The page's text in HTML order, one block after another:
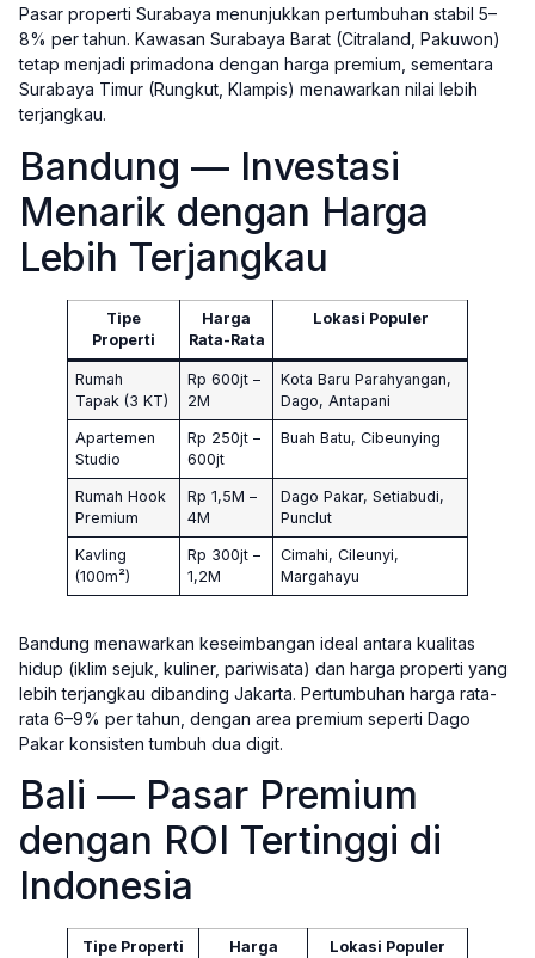
Pasar properti Surabaya menunjukkan pertumbuhan stabil 5–
8% per tahun. Kawasan Surabaya Barat (Citraland, Pakuwon)
tetap menjadi primadona dengan harga premium, sementara
Surabaya Timur (Rungkut, Klampis) menawarkan nilai lebih
terjangkau.
Bandung — Investasi
Menarik dengan Harga
Lebih Terjangkau
Tipe
Properti
Harga
Rata-Rata
Lokasi Populer
Rumah
Tapak (3 KT)
Rp 600jt –
2M
Kota Baru Parahyangan,
Dago, Antapani
Apartemen
Studio
Rp 250jt –
600jt
Buah Batu, Cibeunying
Rumah Hook
Premium
Rp 1,5M –
4M
Dago Pakar, Setiabudi,
Punclut
Kavling
(100m²)
Rp 300jt –
1,2M
Cimahi, Cileunyi,
Margahayu
Bandung menawarkan keseimbangan ideal antara kualitas
hidup (iklim sejuk, kuliner, pariwisata) dan harga properti yang
lebih terjangkau dibanding Jakarta. Pertumbuhan harga rata-
rata 6–9% per tahun, dengan area premium seperti Dago
Pakar konsisten tumbuh dua digit.
Bali — Pasar Premium
dengan ROI Tertinggi di
Indonesia
Tipe Properti
Harga
Lokasi Populer